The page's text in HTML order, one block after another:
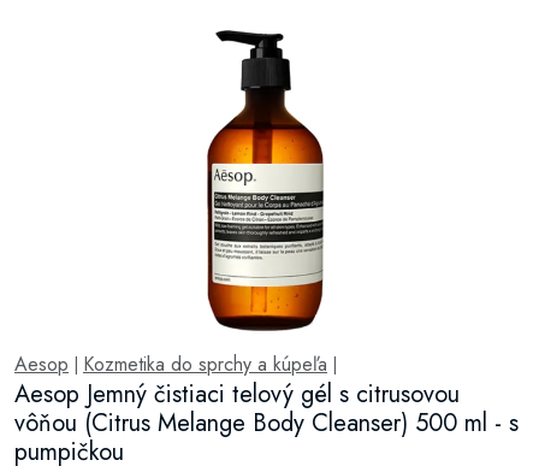
Aesop Kozmetika do sprchy a kúpeľa
Aesop Jemný čistiaci telový gél s citrusovou
vôňou (Citrus Melange Body Cleanser) 500 ml - s
pumpičkou